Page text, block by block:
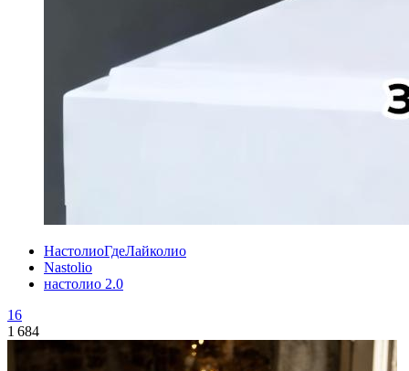
НастолиоГдеЛайколио
Nastolio
настолио 2.0
16
1 684